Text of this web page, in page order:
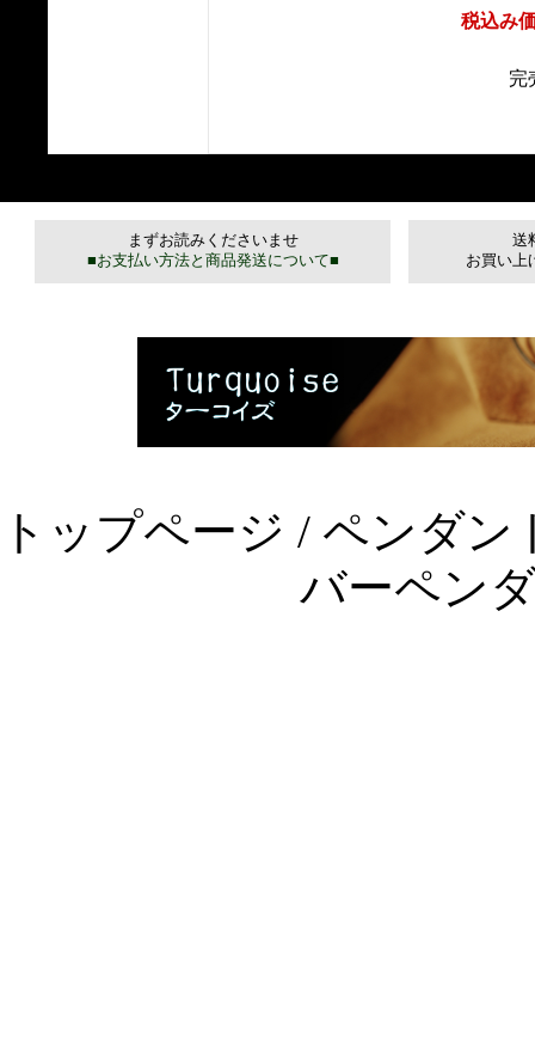
税込み
完
まずお読みくださいませ
■お支払い方法と商品発送について■
送
お買い上
トップページ / ペンダン
バーペン